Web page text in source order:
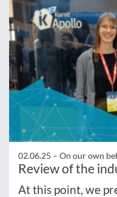
02.06.25 – On our own
Review of the
At this point, we